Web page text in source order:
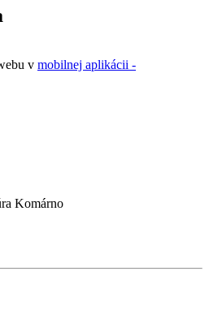
v mobilnej aplikácii -
Komárno